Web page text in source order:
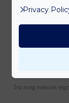
Készleten
Írd meg nekünk
Privacy